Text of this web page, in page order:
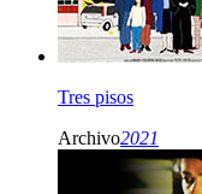
Tres pisos
Archivo2021